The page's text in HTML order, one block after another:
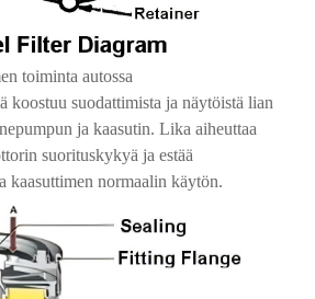
toiminta autossa
koostuu suodattimista ja näytöistä lian
ja kaasutin. Lika aiheuttaa
suorituskykyä ja estää
kaasuttimen normaalin käytön.